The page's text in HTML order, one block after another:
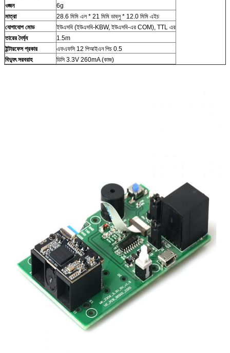
একটি বার্তা রেখে যান
আমরা শীঘ্রই আপনাকে আবার কল করব!
ওজন
6g
মাত্রা
28.6 মিমি এল * 21 মিমি ডাব্লু * 12.0 মিমি এইচ
যোগাযোগ মোড
ইউএসবি (ইউএসবি-KBW, ইউএসবি-এর COM), TTL এর
তারের দৈর্ঘ্য
1.5m
ইন্টারফেস প্রকার
এফএফসি 12 পিআইএন পিচ 0.5
বিদ্যুৎ সরবরাহ
ডিসি 3.3V 260mA (কাজ)